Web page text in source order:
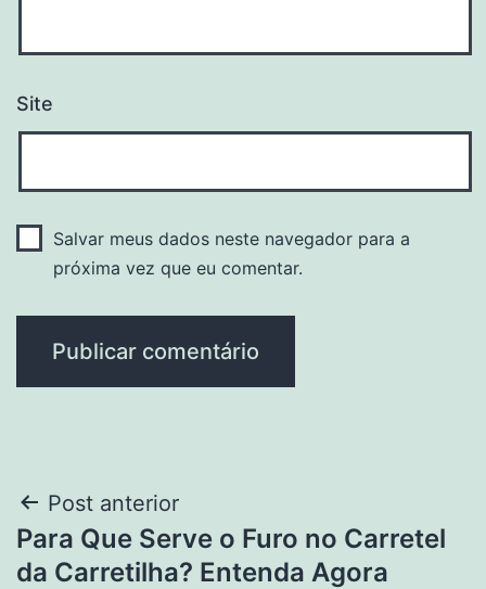
Site
Salvar meus dados neste navegador para a
próxima vez que eu comentar.
Navegação
de
Post anterior
Para Que Serve o Furo no Carretel
da Carretilha? Entenda Agora